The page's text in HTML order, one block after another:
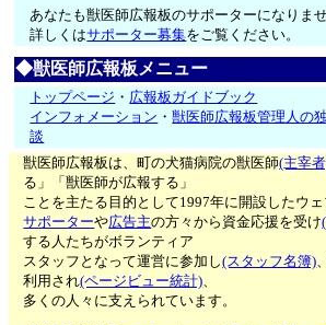
あなたも獣医師広報板のサポーターになりませ
詳しくはサポーター募集をご覧ください。
◆獣医師広報板メニュー
トップページ ・ 広報板ガイドブック
インフォメーション ・獣医師広報板管理人の
談
獣医師広報板は、町の犬猫病院の獣医師(主宰
る」「獣医師が広報する」
ことを主たる目的として1997年に開設したウ
サポーターや広告主の方々から資金応援を受け
する人たちがボランティア
スタッフとなって運営に参加し(スタッフ名簿)
利用され(ページビュー統計)、
多くの人々に支えられています。